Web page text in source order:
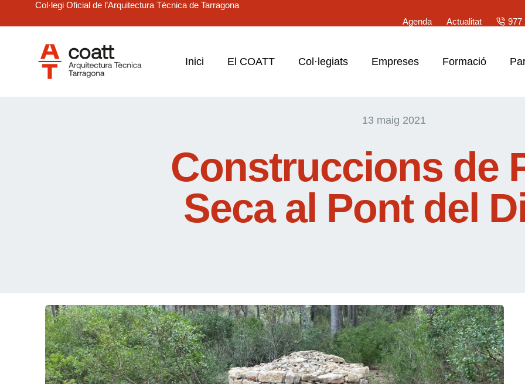
Col·legi Oficial de l’Arquitectura Tècnica de Tarragona
Agenda
Actualitat 977
Inici El COATT Col·legiats Empreses Formació
13 maig 2021
Construccions de
Seca al Pont del